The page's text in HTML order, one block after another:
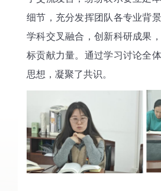
细节，充分发挥团队各专业背
学科交叉融合，创新科研成果
标贡献力量。通过学习讨论全
思想，凝聚了共识。